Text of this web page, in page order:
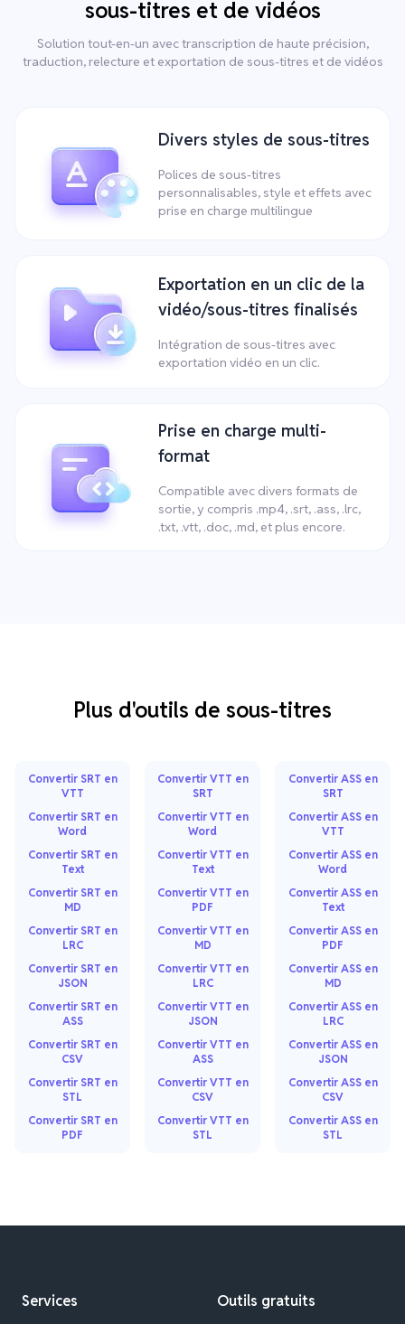
sous-titres et de vidéos
Solution tout-en-un avec transcription de haute précision,
traduction, relecture et exportation de sous-titres et de vidéos
Divers styles de sous-titres
Polices de sous-titres
personnalisables, style et effets avec
prise en charge multilingue
Exportation en un clic de la
vidéo/sous-titres finalisés
Intégration de sous-titres avec
exportation vidéo en un clic.
Prise en charge multi-
format
Compatible avec divers formats de
sortie, y compris .mp4, .srt, .ass, .lrc,
.txt, .vtt, .doc, .md, et plus encore.
Plus d'outils de sous-titres
Convertir SRT en
VTT
Convertir SRT en
Word
Convertir SRT en
Text
Convertir SRT en
MD
Convertir SRT en
LRC
Convertir SRT en
JSON
Convertir SRT en
ASS
Convertir SRT en
CSV
Convertir SRT en
STL
Convertir SRT en
PDF
Convertir VTT en
SRT
Convertir VTT en
Word
Convertir VTT en
Text
Convertir VTT en
PDF
Convertir VTT en
MD
Convertir VTT en
LRC
Convertir VTT en
JSON
Convertir VTT en
ASS
Convertir VTT en
CSV
Convertir VTT en
STL
Convertir ASS en
SRT
Convertir ASS en
VTT
Convertir ASS en
Word
Convertir ASS en
Text
Convertir ASS en
PDF
Convertir ASS en
MD
Convertir ASS en
LRC
Convertir ASS en
JSON
Convertir ASS en
CSV
Convertir ASS en
STL
Services Outils gratuits